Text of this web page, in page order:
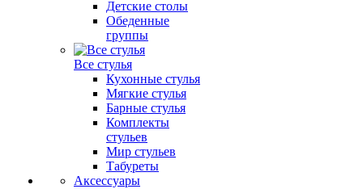
Детские столы
Обеденные
группы
Все стулья
Кухонные стулья
Мягкие стулья
Барные стулья
Комплекты
стульев
Мир стульев
Табуреты
Аксессуары